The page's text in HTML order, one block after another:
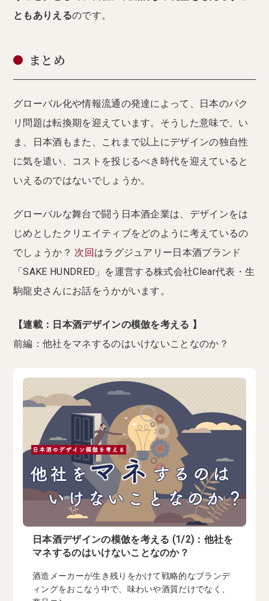
ともありえるのです。
まとめ
グローバル化や情報流通の発達によって、日本のパク
リ問題は転換期を迎えています。そうした意味で、い
ま、日本酒もまた、これまで以上にデザインの独自性
に気を遣い、コストを投じるべき時代を迎えていると
いえるのではないでしょうか。
グローバルな舞台で闘う日本酒企業は、デザインをは
じめとしたクリエイティブをどのように考えているの
でしょうか？ 次回 はラグジュアリー日本酒ブランド
「SAKE HUNDRED」を運営する株式会社Clear代表・生
駒龍史さんにお話をうかがいます。
【連載：日本酒デザインの模倣を考える 】
前編：他社をマネするのはいけないことなのか？
日本酒デザインの模倣を考える (1/2)：他社を
マネするのはいけないことなのか？
酒造メーカーが生き残りをかけて戦略的なブランデ
ィングをおこなう中で、味わいや酒質だけでなく、